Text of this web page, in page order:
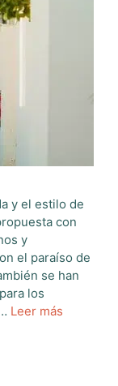
y el estilo de
con
y
el paraíso de
se han
los
Leer más